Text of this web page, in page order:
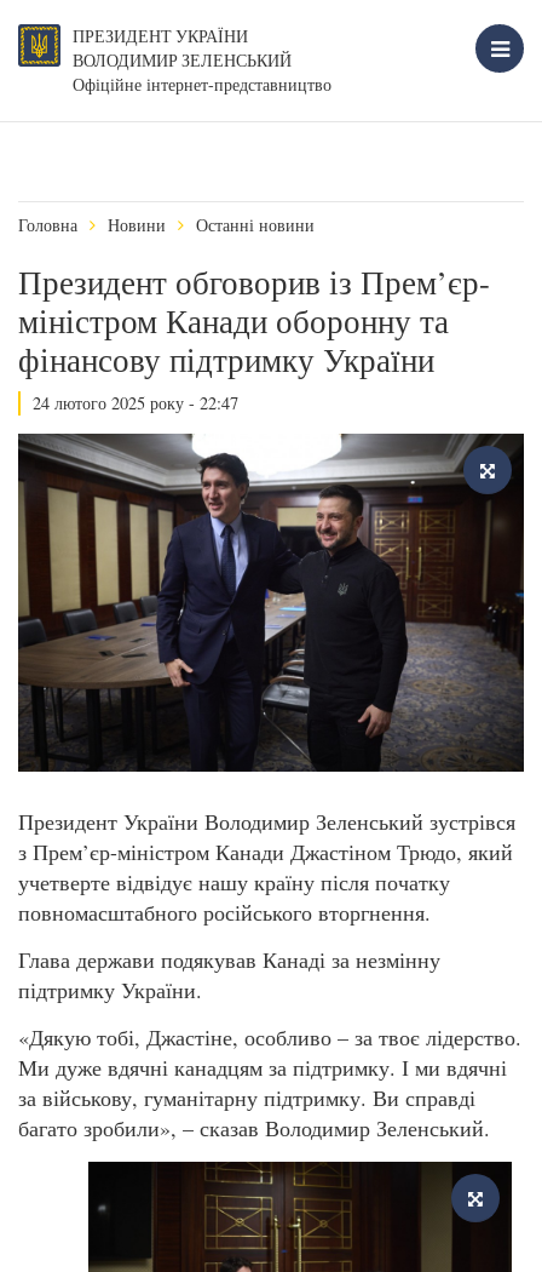
ПРЕЗИДЕНТ УКРАЇНИ
ВОЛОДИМИР ЗЕЛЕНСЬКИЙ
Офіційне інтернет-представництво
Головна Новини Останні новини
Президент обговорив із Прем’єр-
міністром Канади оборонну та
фінансову підтримку України
24 лютого 2025 року - 22:47
Президент України Володимир Зеленський зустрівся
з Прем’єр-міністром Канади Джастіном Трюдо, який
учетверте відвідує нашу країну після початку
повномасштабного російського вторгнення.
Глава держави подякував Канаді за незмінну
підтримку України.
«Дякую тобі, Джастіне, особливо – за твоє лідерство.
Ми дуже вдячні канадцям за підтримку. І ми вдячні
за військову, гуманітарну підтримку. Ви справді
багато зробили», – сказав Володимир Зеленський.